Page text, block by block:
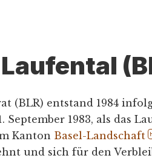
(BLR) entstand 1984
September 1983, als das
Kanton Basel-Landschaft
und sich für den